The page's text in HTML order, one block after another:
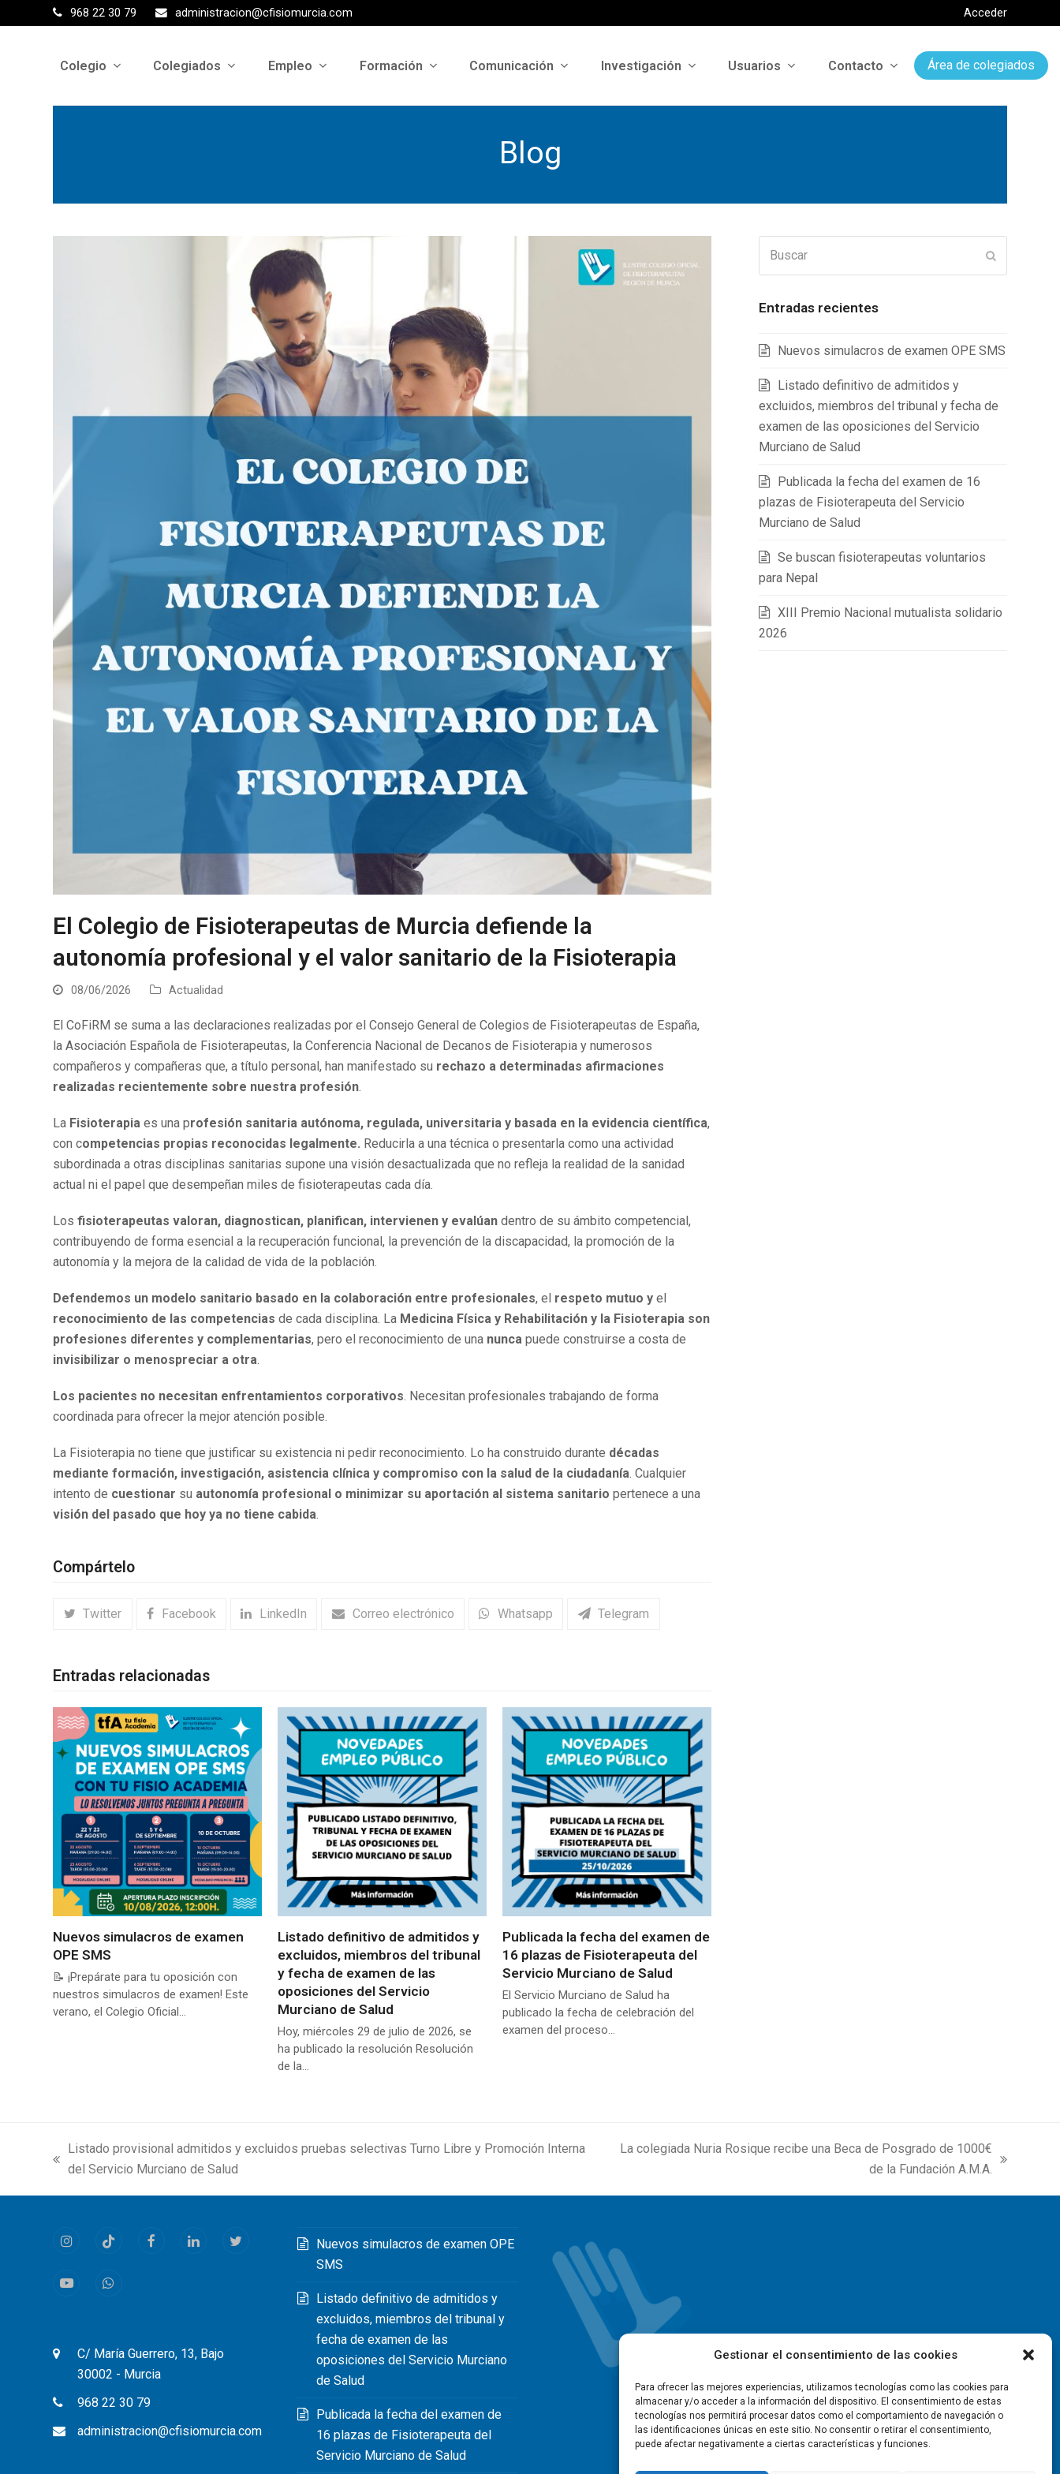
Gestionar el consentimiento de las cookies
Para ofrecer las mejores experiencias, utilizamos tecnologías como las cookies para
almacenar y/o acceder a la información del dispositivo. El consentimiento de estas
tecnologías nos permitirá procesar datos como el comportamiento de navegación o
las identificaciones únicas en este sitio. No consentir o retirar el consentimiento,
puede afectar negativamente a ciertas características y funciones.
968 22 30 79 administracion@cfisiomurcia.com Acceder
Colegio Colegiados Empleo Formación Comunicación Investigación Usuarios Contacto Área de colegiados
Blog
El Colegio de Fisioterapeutas de Murcia defiende la
autonomía profesional y el valor sanitario de la Fisioterapia
08/06/2026 Actualidad
El CoFiRM se suma a las declaraciones realizadas por el Consejo General de Colegios de Fisioterapeutas de España,
la Asociación Española de Fisioterapeutas, la Conferencia Nacional de Decanos de Fisioterapia y numerosos
compañeros y compañeras que, a título personal, han manifestado su rechazo a determinadas afirmaciones
realizadas recientemente sobre nuestra profesión.
La Fisioterapia es una profesión sanitaria autónoma, regulada, universitaria y basada en la evidencia científica,
con competencias propias reconocidas legalmente. Reducirla a una técnica o presentarla como una actividad
subordinada a otras disciplinas sanitarias supone una visión desactualizada que no refleja la realidad de la sanidad
actual ni el papel que desempeñan miles de fisioterapeutas cada día.
Losfisioterapeutas valoran, diagnostican, planifican, intervienen y evalúan dentro de su ámbito competencial,
contribuyendo de forma esencial a la recuperación funcional, la prevención de la discapacidad, la promoción de la
autonomía y la mejora de la calidad de vida de la población.
Defendemos un modelo sanitario basado en la colaboración entre profesionales, el respeto mutuo y el
reconocimiento de las competencias de cada disciplina. La Medicina Física y Rehabilitación y la Fisioterapia son
profesiones diferentes y complementarias, pero el reconocimiento de una nunca puede construirse a costa de
invisibilizar o menospreciar a otra.
Los pacientes no necesitan enfrentamientos corporativos. Necesitan profesionales trabajando de forma
coordinada para ofrecer la mejor atención posible.
La Fisioterapia no tiene que justificar su existencia ni pedir reconocimiento. Lo ha construido durante décadas
mediante formación, investigación, asistencia clínica y compromiso con la salud de la ciudadanía. Cualquier
intento de cuestionar su autonomía profesional o minimizar su aportación al sistema sanitario pertenece a una
visión del pasado que hoy ya no tiene cabida.
Compártelo
Twitter Facebook LinkedIn Correo electrónico Whatsapp Telegram
Entradas relacionadas
Nuevos simulacros de examen
OPE SMS
📝 ¡Prepárate para tu oposición con
nuestros simulacros de examen! Este
verano, el Colegio Oficial…
Listado definitivo de admitidos y
excluidos, miembros del tribunal
y fecha de examen de las
oposiciones del Servicio
Murciano de Salud
Hoy, miércoles 29 de julio de 2026, se
ha publicado la resolución Resolución
de la…
Publicada la fecha del examen de
16 plazas de Fisioterapeuta del
Servicio Murciano de Salud
El Servicio Murciano de Salud ha
publicado la fecha de celebración del
examen del proceso…
Entradas recientes
Nuevos simulacros de examen OPE SMS
Listado definitivo de admitidos y
excluidos, miembros del tribunal y fecha de
examen de las oposiciones del Servicio
Murciano de Salud
Publicada la fecha del examen de 16
plazas de Fisioterapeuta del Servicio
Murciano de Salud
Se buscan fisioterapeutas voluntarios
para Nepal
XIII Premio Nacional mutualista solidario
2026
previous
Listado provisional admitidos y excluidos pruebas selectivas Turno Libre y Promoción Interna
del Servicio Murciano de Salud
La colegiada Nuria Rosique recibe una Beca de Posgrado de 1000€
de la Fundación A.M.A.
InstagramTiktok FacebookLinkedInTwitter
YoutubeWhatsapp
C/ María Guerrero, 13, Bajo
30002 - Murcia
968 22 30 79
administracion@cfisiomurcia.com
Nuevos simulacros de examen OPE
SMS
Listado definitivo de admitidos y
excluidos, miembros del tribunal y
fecha de examen de las
oposiciones del Servicio Murciano
de Salud
Publicada la fecha del examen de
16 plazas de Fisioterapeuta del
Servicio Murciano de Salud